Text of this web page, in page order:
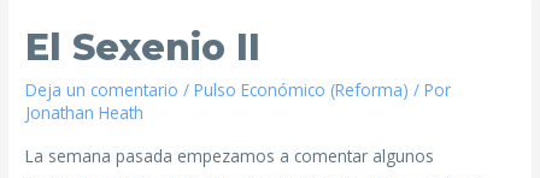
El Sexenio II
Deja un comentario /Pulso Económico (Reforma) / Por
Jonathan Heath
La semana pasada empezamos a comentar algunos